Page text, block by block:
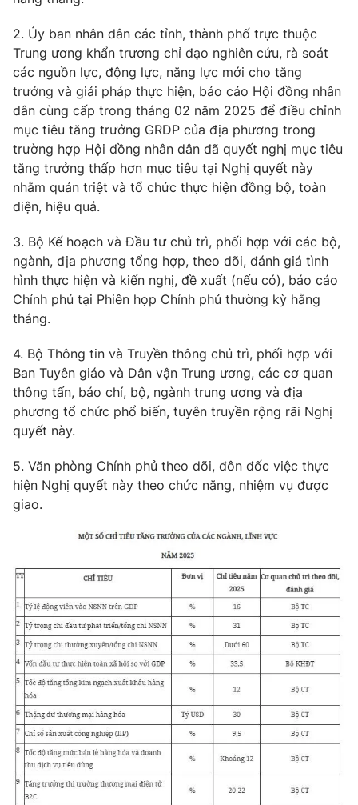
® Cấm sao chép dưới mọi hình thức nếu không có sự chấp
thuận bằng văn bản. Ghi rõ nguồn VTV.vn khi phát hành lại
thông tin từ website này.
2. Ủy ban nhân dân các tỉnh, thành phố trực thuộc
Trung ương khẩn trương chỉ đạo nghiên cứu, rà soát
các nguồn lực, động lực, năng lực mới cho tăng
trưởng và giải pháp thực hiện, báo cáo Hội đồng nhân
dân cùng cấp trong tháng 02 năm 2025 để điều chỉnh
mục tiêu tăng trưởng GRDP của địa phương trong
trường hợp Hội đồng nhân dân đã quyết nghị mục tiêu
tăng trưởng thấp hơn mục tiêu tại Nghị quyết này
nhằm quán triệt và tổ chức thực hiện đồng bộ, toàn
diện, hiệu quả.
3. Bộ Kế hoạch và Đầu tư chủ trì, phối hợp với các bộ,
ngành, địa phương tổng hợp, theo dõi, đánh giá tình
hình thực hiện và kiến nghị, đề xuất (nếu có), báo cáo
Chính phủ tại Phiên họp Chính phủ thường kỳ hằng
tháng.
4. Bộ Thông tin và Truyền thông chủ trì, phối hợp với
Ban Tuyên giáo và Dân vận Trung ương, các cơ quan
thông tấn, báo chí, bộ, ngành trung ương và địa
phương tổ chức phổ biến, tuyên truyền rộng rãi Nghị
quyết này.
5. Văn phòng Chính phủ theo dõi, đôn đốc việc thực
hiện Nghị quyết này theo chức năng, nhiệm vụ được
giao.